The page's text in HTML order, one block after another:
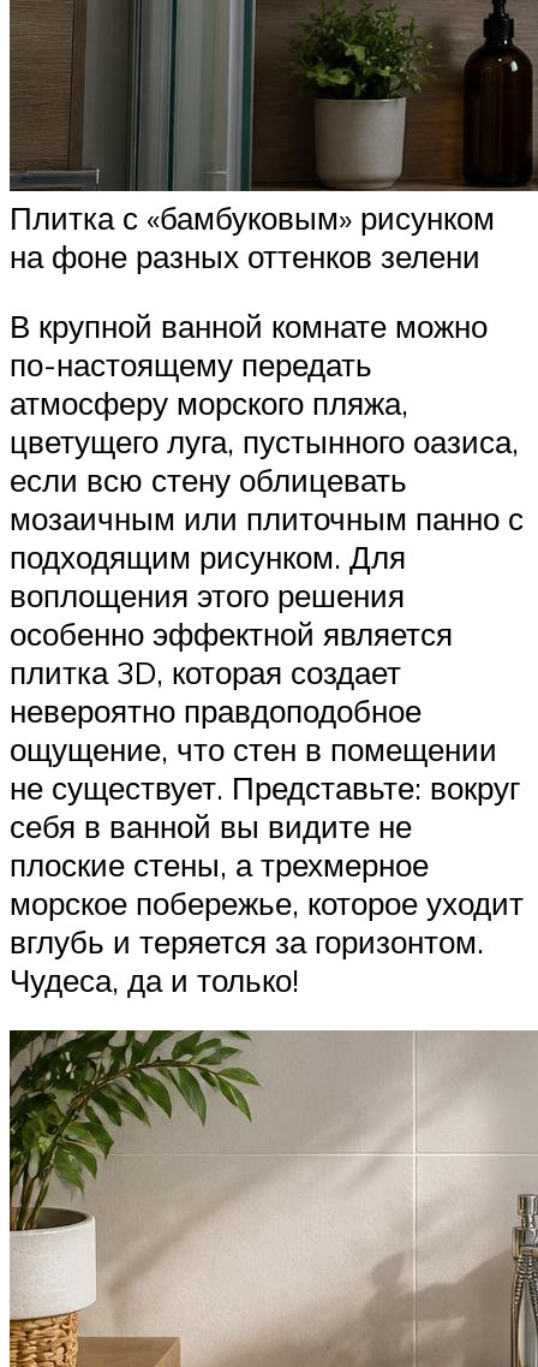
Плитка с «бамбуковым» рисунком
на фоне разных оттенков зелени
В крупной ванной комнате можно
по-настоящему передать
атмосферу морского пляжа,
цветущего луга, пустынного оазиса,
если всю стену облицевать
мозаичным или плиточным панно с
подходящим рисунком. Для
воплощения этого решения
особенно эффектной является
плитка 3D, которая создает
невероятно правдоподобное
ощущение, что стен в помещении
не существует. Представьте: вокруг
себя в ванной вы видите не
плоские стены, а трехмерное
морское побережье, которое уходит
вглубь и теряется за горизонтом.
Чудеса, да и только!